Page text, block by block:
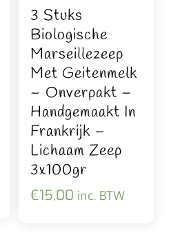
3 Stuks
Biologische
Marseillezeep
Met Geitenmelk
– Onverpakt –
Handgemaakt In
Frankrijk –
Lichaam Zeep
3x100gr
€15,00 inc. BTW